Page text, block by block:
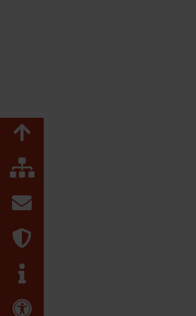
Zum Seitenanfang
Inhaltsübersicht
Kontakt
Erklärung zur